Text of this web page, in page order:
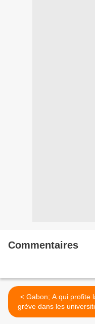
Commentaires
< Gabon; A qui profite la
grève dans les